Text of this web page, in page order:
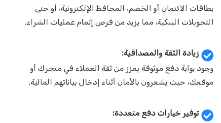
بطاقات الائتمان أو الخصم، المحافظ الإلكترونية، أو حتى
التحويلات البنكية، مما يزيد من فرص إتمام عمليات الشراء.
زيادة الثقة والمصداقية:
وجود بوابة دفع موثوقة يعزز من ثقة العملاء في متجرك أو
موقعك، حيث يشعرون بالأمان أثناء إدخال بياناتهم المالية.
توفير خيارات دفع متعددة: